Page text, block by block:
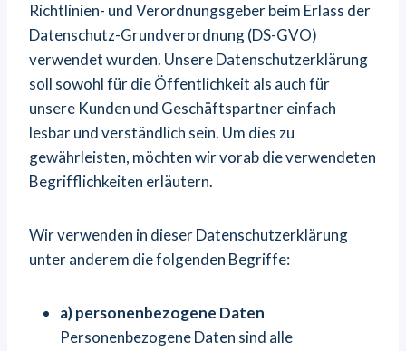
Richtlinien- und Verordnungsgeber beim Erlass der
Datenschutz-Grundverordnung (DS-GVO)
verwendet wurden. Unsere Datenschutzerklärung
soll sowohl für die Öffentlichkeit als auch für
unsere Kunden und Geschäftspartner einfach
lesbar und verständlich sein. Um dies zu
gewährleisten, möchten wir vorab die verwendeten
Begrifflichkeiten erläutern.
Wir verwenden in dieser Datenschutzerklärung
unter anderem die folgenden Begriffe:
a) personenbezogene Daten
Personenbezogene Daten sind alle